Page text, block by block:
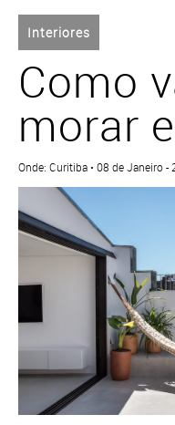
Interiores
Como
morar
Onde: Curitiba • 08 de Janeiro -